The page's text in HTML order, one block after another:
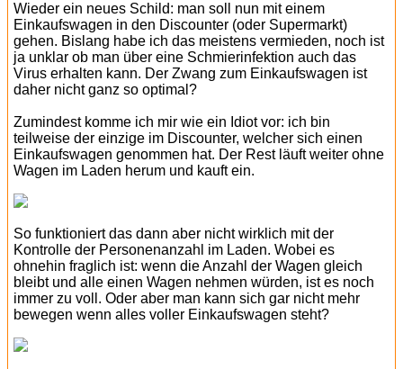
Wieder ein neues Schild: man soll nun mit einem
Einkaufswagen in den Discounter (oder Supermarkt)
gehen. Bislang habe ich das meistens vermieden, noch ist
ja unklar ob man über eine Schmierinfektion auch das
Virus erhalten kann. Der Zwang zum Einkaufswagen ist
daher nicht ganz so optimal?
Zumindest komme ich mir wie ein Idiot vor: ich bin
teilweise der einzige im Discounter, welcher sich einen
Einkaufswagen genommen hat. Der Rest läuft weiter ohne
Wagen im Laden herum und kauft ein.
So funktioniert das dann aber nicht wirklich mit der
Kontrolle der Personenanzahl im Laden. Wobei es
ohnehin fraglich ist: wenn die Anzahl der Wagen gleich
bleibt und alle einen Wagen nehmen würden, ist es noch
immer zu voll. Oder aber man kann sich gar nicht mehr
bewegen wenn alles voller Einkaufswagen steht?